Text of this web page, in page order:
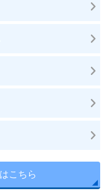
こちら